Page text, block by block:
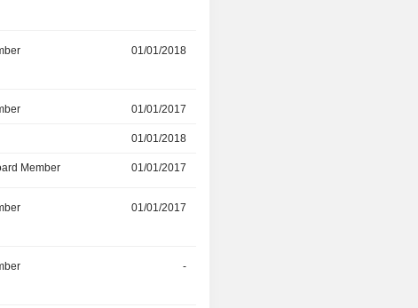
01/01/2018
01/01/2017
01/01/2018
Member 01/01/2017
01/01/2017
-